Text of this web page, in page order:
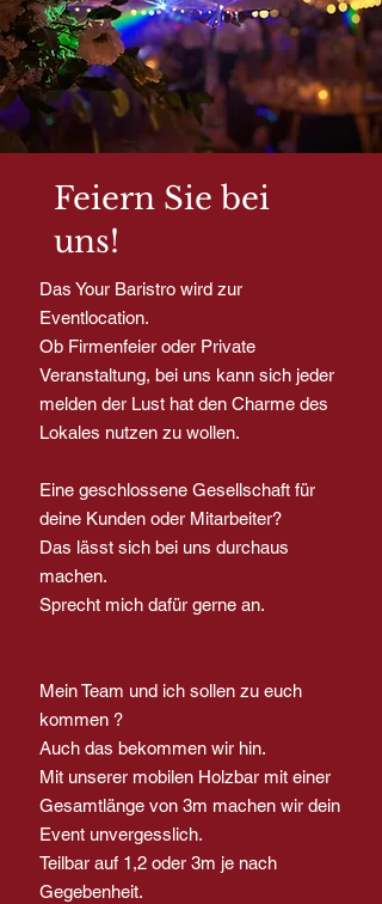
Feiern Sie bei
uns!
Das Your Baristro wird zur
Eventlocation.
Ob Firmenfeier oder Private
Veranstaltung, bei uns kann sich jeder
melden der Lust hat den Charme des
Lokales nutzen zu wollen.
Eine geschlossene Gesellschaft für
deine Kunden oder Mitarbeiter?
Das lässt sich bei uns durchaus
machen.
Sprecht mich dafür gerne an.
Mein Team und ich sollen zu euch
kommen ?
Auch das bekommen wir hin.
Mit unserer mobilen Holzbar mit einer
Gesamtlänge von 3m machen wir dein
Event unvergesslich.
Teilbar auf 1,2 oder 3m je nach
Gegebenheit.